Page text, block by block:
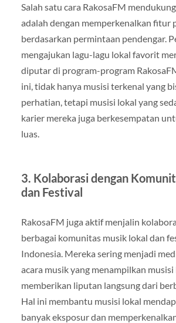
Salah satu cara RakosaFM
adalah dengan memperkenalkan fitur
berdasarkan permintaan pendengar.
mengajukan lagu-lagu lokal favorit
diputar di program-program
ini, tidak hanya musisi terkenal yang
perhatian, tetapi musisi lokal yang
karier mereka juga berkesempatan
luas.
3. Kolaborasi dengan
dan Festival
RakosaFM juga aktif menjalin
berbagai komunitas musik lokal dan
Indonesia. Mereka sering menjadi
acara musik yang menampilkan musisi
memberikan liputan langsung dari
Hal ini membantu musisi lokal
banyak eksposur dan